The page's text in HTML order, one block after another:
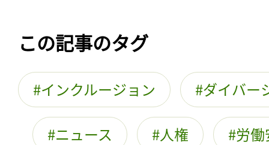
この記事のタグ
インクルージョン ダイバー
ニュース 人権 労